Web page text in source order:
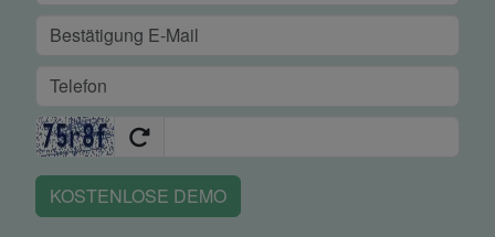
KOSTENLOSE DEMO